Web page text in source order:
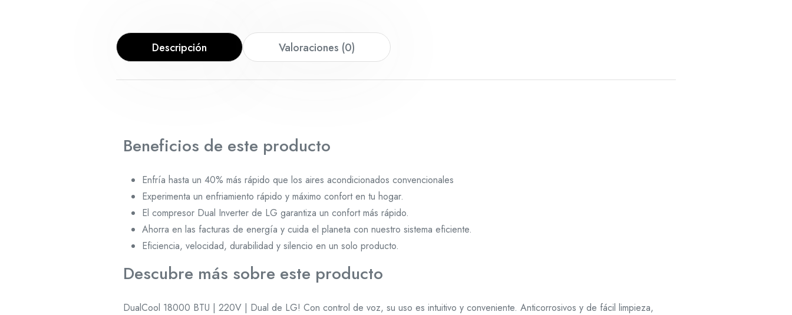
Descripción Valoraciones (0)
Beneficios de este producto
Enfría hasta un 40% más rápido que los aires acondicionados convencionales
Experimenta un enfriamiento rápido y máximo confort en tu hogar.
El compresor Dual Inverter de LG garantiza un confort más rápido.
Ahorra en las facturas de energía y cuida el planeta con nuestro sistema eficiente.
Eficiencia, velocidad, durabilidad y silencio en un solo producto.
Descubre más sobre este producto
DualCool 18000 BTU | 220V | Dual de LG! Con control de voz, su uso es intuitivo y conveniente. Anticorrosivos y de fácil limpieza,